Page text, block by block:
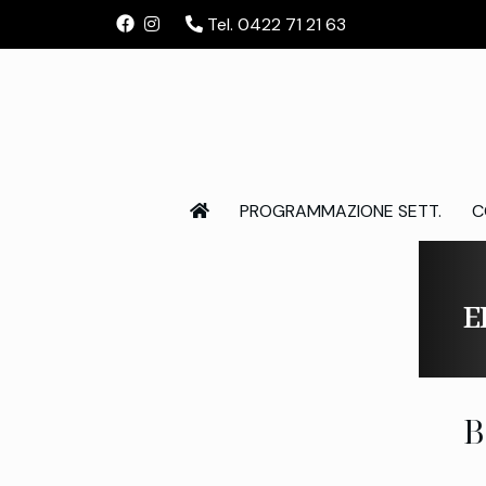
Tel. 0422 71 21 63
PROGRAMMAZIONE SETT.